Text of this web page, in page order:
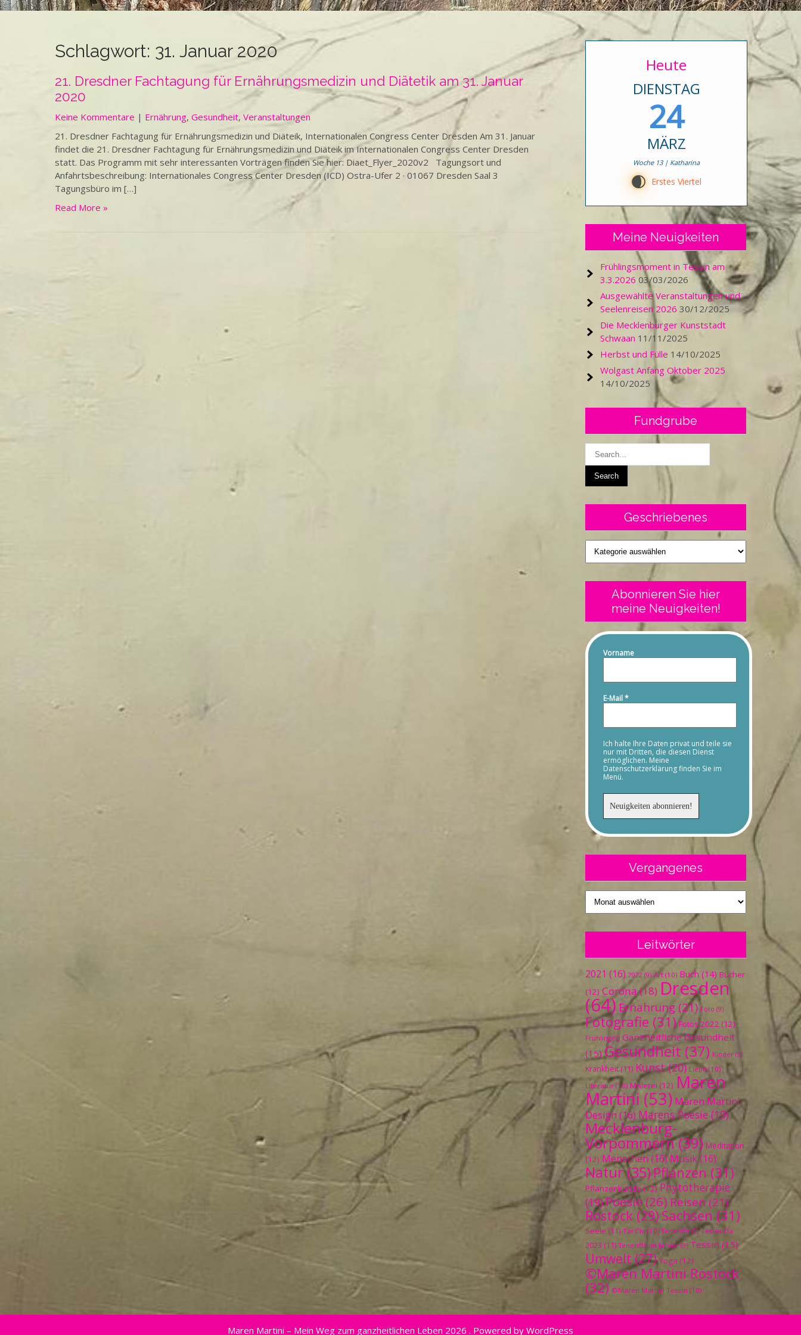
Schlagwort: 31. Januar 2020
21. Dresdner Fachtagung für Ernährungsmedizin und Diätetik am 31. Januar
2020
Keine Kommentare | Ernährung, Gesundheit, Veranstaltungen
21. Dresdner Fachtagung für Ernährungsmedizin und Diäteik, Internationalen Congress Center Dresden Am 31. Januar
findet die 21. Dresdner Fachtagung für Ernährungsmedizin und Diäteik im Internationalen Congress Center Dresden
statt. Das Programm mit sehr interessanten Vorträgen finden Sie hier: Diaet_Flyer_2020v2 Tagungsort und
Anfahrtsbeschreibung: Internationales Congress Center Dresden (ICD) Ostra-Ufer 2 · 01067 Dresden Saal 3
Tagungsbüro im […]
Read More »
Heute
DIENSTAG
24
MÄRZ
Woche 13 | Katharina
E Erstes Viertel
Meine Neuigkeiten
Frühlingsmoment in Tessin am
3.3.2026 03/03/2026
Ausgewählte Veranstaltungen und
Seelenreisen 2026 30/12/2025
Die Mecklenburger Kunststadt
Schwaan 11/11/2025
Herbst und Fülle 14/10/2025
Wolgast Anfang Oktober 2025
14/10/2025
Fundgrube
Geschriebenes
Geschriebenes
Abonnieren Sie hier
meine Neuigkeiten!
Vorname
E-Mail*
Ich halte Ihre Daten privat und teile sie
nur mit Dritten, die diesen Dienst
ermöglichen. Meine
Datenschutzerklärung finden Sie im
Menü.
Vergangenes
Vergangenes
Leitwörter
2021 (16) 2022 (9) Art (10) Buch (14) Bücher
(12) Corona(18) Dresden
(64) Ernährung (21) Foto (9)
Fotografie (31) Fotos 2022 (12)
Frühling (9) Ganzheitliche Gesundheit
(15) Gesundheit (37) Kinder (9)
Krankheit (11) Kunst(20) Liebe(10)
Literatur (10) Malerei (12) Maren
Martini(53) Maren Martini
Design (16) Marens Poesie (19)
Mecklenburg-
Vorpommern(39) Meditation
(12) Menschen (16) Musik(16)
Natur(35)Pflanzen (31)
Pflanzenkunde(12) Phytotherapie
(19)Poesie(26) Reisen(21)
Rostock (29) Sachsen (31)
Seele (11) Tai Chi (10) Teneriffa (9) Teneriffa
2023 (11) Teneriffa im Januar(9) Tessin (15)
Umwelt (27) Yoga (12)
©Maren Martini Rostock
(32) ©Maren Martini Tessin (10)
Maren Martini – Mein Weg zum ganzheitlichen Leben 2026 . Powered by WordPress